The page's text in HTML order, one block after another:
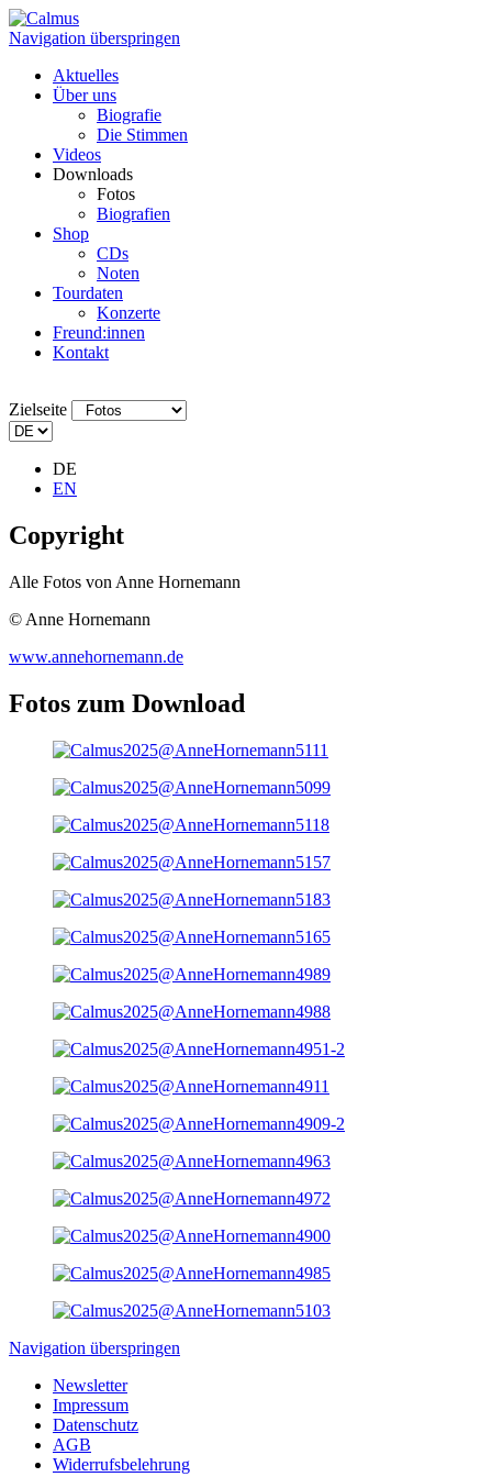
Navigation überspringen
Aktuelles
Über uns
Biografie
Die Stimmen
Videos
Downloads
Fotos
Biografien
Shop
CDs
Noten
Tourdaten
Konzerte
Freund:innen
Kontakt
Zielseite
DE
EN
Copyright
Alle Fotos von Anne Hornemann
© Anne Hornemann
www.annehornemann.de
Fotos zum Download
Navigation überspringen
Newsletter
Impressum
Datenschutz
AGB
Widerrufsbelehrung